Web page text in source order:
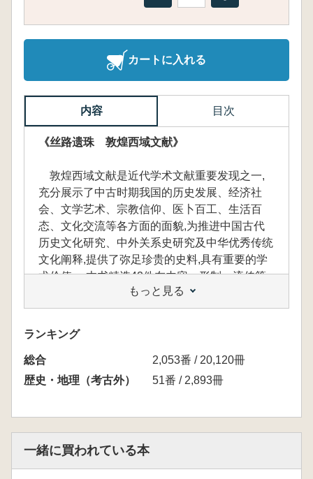
カートに入れる
内容 目次
《丝路遗珠 敦煌西域文献》
敦煌西域文献是近代学术文献重要发现之一,
充分展示了中古时期我国的历史发展、经济社
会、文学艺术、宗教信仰、医卜百工、生活百
态、文化交流等各方面的面貌,为推进中国古代
历史文化研究、中外关系史研究及中华优秀传统
文化阐释,提供了弥足珍贵的史料,具有重要的学
术价值。 本书精选42件在内容、形制、流传等
方面富有特色的国家图书馆所藏敦煌西域文献,
搭配120多幅精美图片,分“珍品琳琅”“古书原
貌”“世间百态”“文学艺术”“文化交融”“佛在人间”“玄
门文献”“珍本流传”八大板块,以通俗易懂的语言,
多维度阐释文献价值,解读写本时代书籍文化,讲
述文献背后的历史故事。
一つであり、中古時期における中国の歴史発
もっと見る
ランキング
総合
2,053番 / 20,120冊
歴史・地理（考古外）
51番 / 2,893冊
一緒に買われている本